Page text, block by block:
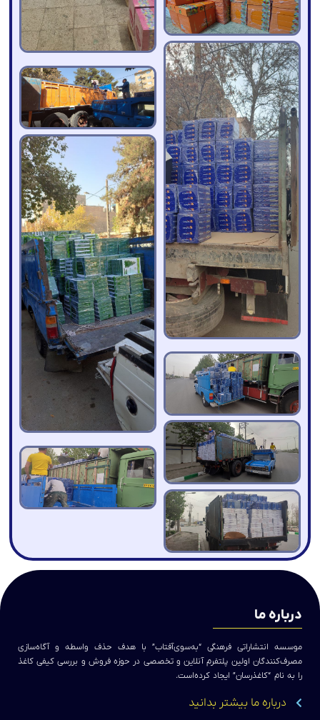
درباره ما
موسسه انتشاراتی فرهنگی “به‌سوی‌آفتاب” با هدف حذف واسطه و آگاه‌سازی
مصرف‌کنندگان اولین پلتفرم آنلاین و تخصصی در حوزه فروش و بررسی کیفی کاغذ
را به نام “کاغذرسان” ایجاد کرده‌است.
درباره ما بیشتر بدانید